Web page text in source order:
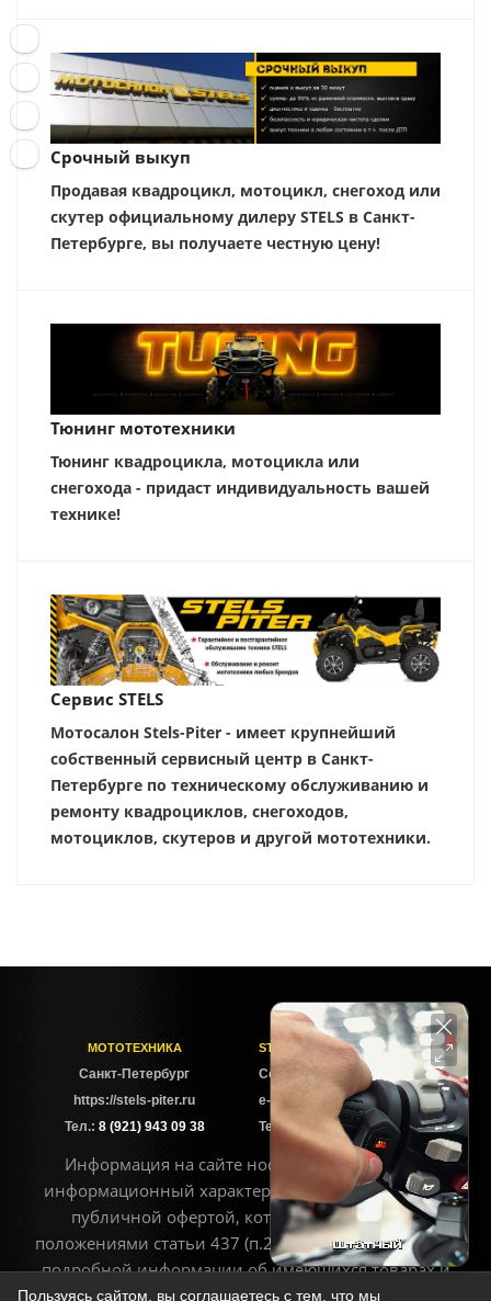
Срочный выкуп
Продавая квадроцикл, мотоцикл, снегоход или
скутер официальному дилеру STELS в Санкт-
Петербурге, вы получаете честную цену!
Тюнинг мототехники
Тюнинг квадроцикла, мотоцикла или
снегохода - придаст индивидуальность вашей
технике!
Сервис STELS
Мотосалон Stels-Piter - имеет крупнейший
собственный сервисный центр в Санкт-
Петербурге по техническому обслуживанию и
ремонту квадроциклов, снегоходов,
мотоциклов, скутеров и другой мототехники.
МОТОТЕХНИКА
Cанкт-Петербург
https://stels-piter.ru
Тел.: 8 (921) 943 09 38
STELS-PITER СОФИЙСКАЯ
Софийская ул. 6Б
e-mail: sales@stels-piter.ru
Тел.:
8 (921) 943 09 38
Информация на сайте носит исключительно
информационный характер и не может считаться
публичной офертой, которая определяется
положениями статьи 437 (п.2) ГК РФ. Для получения
подробной информации об имеющихся товарах и
ценах воспользуйтесь контактами, указанными на
Пользуясь сайтом, вы соглашаетесь с тем, что мы